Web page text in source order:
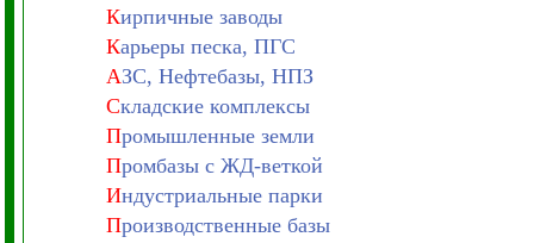
Кирпичные заводы
Карьеры песка, ПГС
АЗС, Нефтебазы, НПЗ
Складские комплексы
Промышленные земли
Промбазы с ЖД-веткой
Индустриальные парки
Производственные базы